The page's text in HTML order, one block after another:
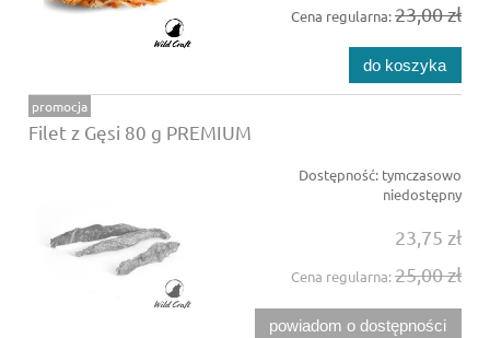
Cena regularna:23,00 zł
do koszyka
Filet z Gęsi 80 g PREMIUM
Dostępność: tymczasowo
niedostępny
23,75 zł
Cena regularna:25,00 zł
powiadom o dostępności
promocja